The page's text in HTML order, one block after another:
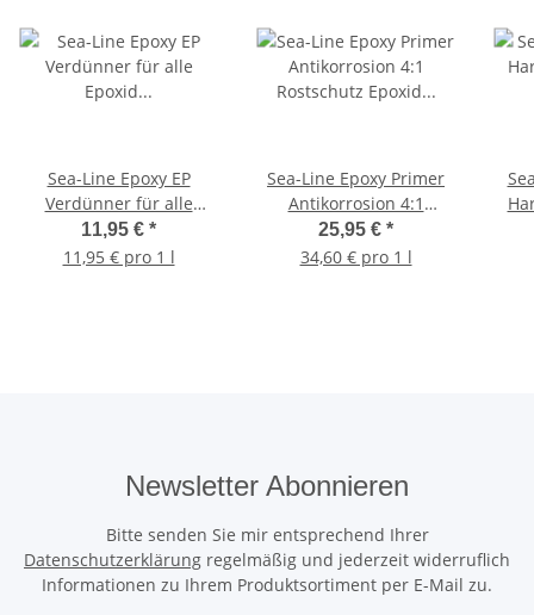
Sea-Line Epoxy EP
Verdünner für alle
Epoxid Primer Systeme 1
Liter
11,95 € *
11,95 € pro 1 l
Sea-Line Epoxy Primer
Antikorrosion 4:1
Rostschutz Epoxid
Grundierung Stahl/Alu
25,95 € *
34,60 € pro 1 l
Newsletter Abonnieren
Bitte senden Sie mir entsprechend Ihrer
Datenschutzerklärung regelmäßig und jederzeit widerruflich
Informationen zu Ihrem Produktsortiment per E-Mail zu.